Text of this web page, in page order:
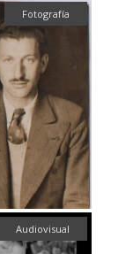
Fotografía
Audiovisual